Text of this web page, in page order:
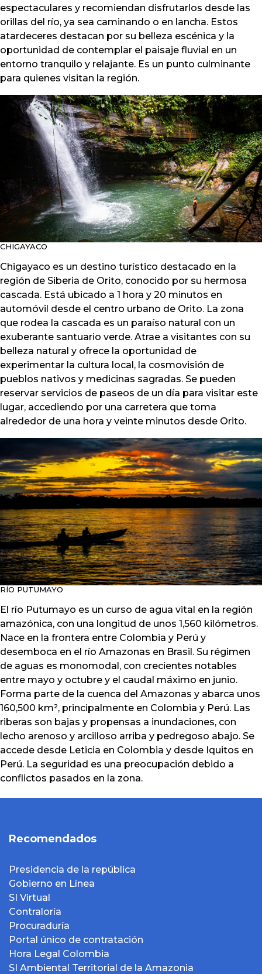
espectaculares y recomiendan disfrutarlos desde las
orillas del río, ya sea caminando o en lancha. Estos
atardeceres destacan por su belleza escénica y la
oportunidad de contemplar el paisaje fluvial en un
entorno tranquilo y relajante. Es un punto culminante
para quienes visitan la región.
CHIGAYACO
Chigayaco es un destino turístico destacado en la
región de Siberia de Orito, conocido por su hermosa
cascada. Está ubicado a 1 hora y 20 minutos en
automóvil desde el centro urbano de Orito. La zona
que rodea la cascada es un paraíso natural con un
exuberante santuario verde. Atrae a visitantes con su
belleza natural y ofrece la oportunidad de
experimentar la cultura local, la cosmovisión de
pueblos nativos y medicinas sagradas. Se pueden
reservar servicios de paseos de un día para visitar este
lugar, accediendo por una carretera que toma
alrededor de una hora y veinte minutos desde Orito.
RÍO PUTUMAYO
El río Putumayo es un curso de agua vital en la región
amazónica, con una longitud de unos 1,560 kilómetros.
Nace en la frontera entre Colombia y Perú y
desemboca en el río Amazonas en Brasil. Su régimen
de aguas es monomodal, con crecientes notables
entre mayo y octubre y el caudal máximo en junio.
Forma parte de la cuenca del Amazonas y abarca unos
160,500 km², principalmente en Colombia y Perú. Las
riberas son bajas y propensas a inundaciones, con
lecho arenoso y arcilloso arriba y pedregoso abajo. Se
accede desde Leticia en Colombia y desde Iquitos en
Perú. La seguridad es una preocupación debido a
conflictos pasados en la zona.
Recomendados
Presidencia de la república
Gobierno en Línea
SI Virtual
Contraloría
Procuraduría
Portal único de contratación
Hora Legal Colombia
SI Ambiental Territorial de la Amazonia